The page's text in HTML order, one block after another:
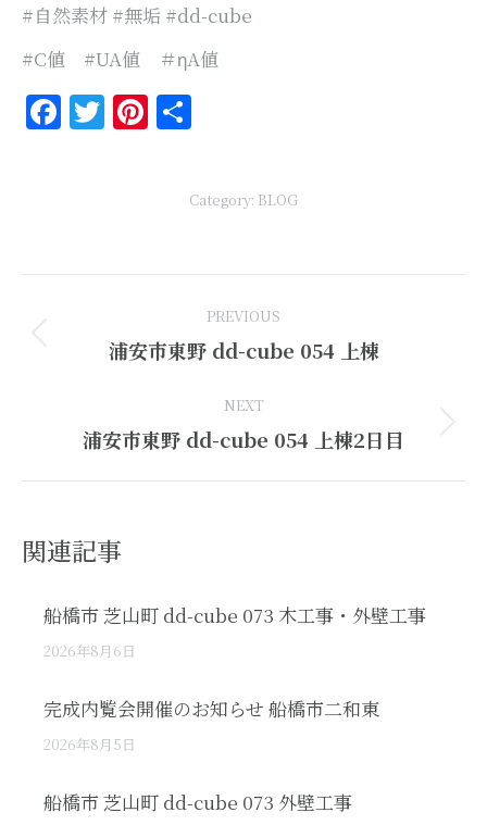
#自然素材 #無垢 #dd-cube
#C値 #UA値 ＃ηA値
Facebook
Twitter
Pinterest
Category: BLOG
PREVIOUS
Previous
浦安市東野 dd-cube 054 上棟
NEXT
Next
浦安市東野 dd-cube 054 上棟2日目
関連記事
船橋市 芝山町 dd-cube 073 木工事・外壁工事
2026年8月6日
完成内覧会開催のお知らせ 船橋市二和東
2026年8月5日
船橋市 芝山町 dd-cube 073 外壁工事